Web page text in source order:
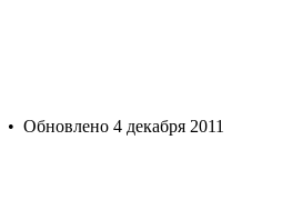
• Обновлено 4 декабря 2011